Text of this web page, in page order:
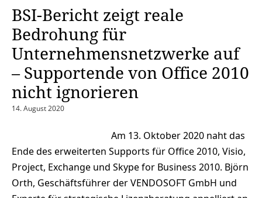
BSI-Bericht zeigt reale
Bedrohung für
Unternehmensnetzwerke auf
– Supportende von Office 2010
nicht ignorieren
14. August 2020
Am 13. Oktober 2020 naht das
Ende des erweiterten Supports für Office 2010, Visio,
Project, Exchange und Skype for Business 2010. Björn
Orth, Geschäftsführer der VENDOSOFT GmbH und